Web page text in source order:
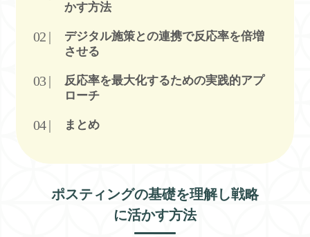
かす方法
デジタル施策との連携で反応率を倍増
させる
反応率を最大化するための実践的アプ
ローチ
まとめ
ポスティングの基礎を理解し戦略
に活かす方法